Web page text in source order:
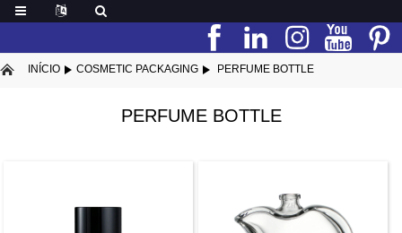
INÍCIO COSMETIC PACKAGING PERFUME BOTTLE
PERFUME BOTTLE